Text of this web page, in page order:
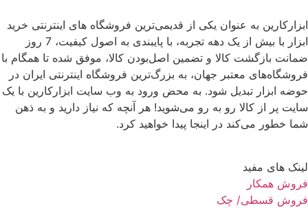
ابزارکارین به عنوان یکی از قدیمی‌ترین فروشگاه های اینترنتی خرید
ابزار با بیش از یک دهه تجربه، با پایبندی به اصول کیفیت، 7 روز
ضمانت بازگشت کالا و تضمین اصل‌بودن کالا، موفق شده تا همگام با
فروشگاه‌های معتبر جهان، به بزرگ‌ترین فروشگاه اینترنتی ایران در
حوضه ابزار تبدیل شود. به محض ورود به وب سایت ابزارکارین با یک
سایت پر از کالا رو به رو می‌شوید! هر آنچه که نیاز دارید و به ذهن
شما خطور می‌کند در اینجا پیدا خواهید کرد.
لینک های مفید
فروش همکار
فروش قسطی/ چک